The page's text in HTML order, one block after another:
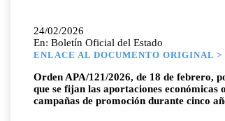
24/02/2026
En: Boletín Oficial del Estado
ENLACE AL DOCUMENTO ORIGINAL >
Orden APA/121/2026, de 18 de febrero,
que se fijan las aportaciones
campañas de promoción durante cinco